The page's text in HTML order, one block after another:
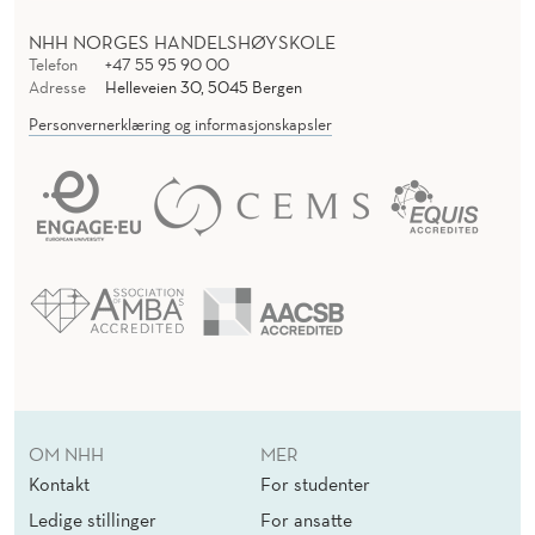
NHH NORGES HANDELSHØYSKOLE
Telefon
+47 55 95 90 00
Adresse
Helleveien 30, 5045 Bergen
Personvernerklæring og informasjonskapsler
OM NHH
Kontakt
Ledige stillinger
MER
For studenter
For ansatte